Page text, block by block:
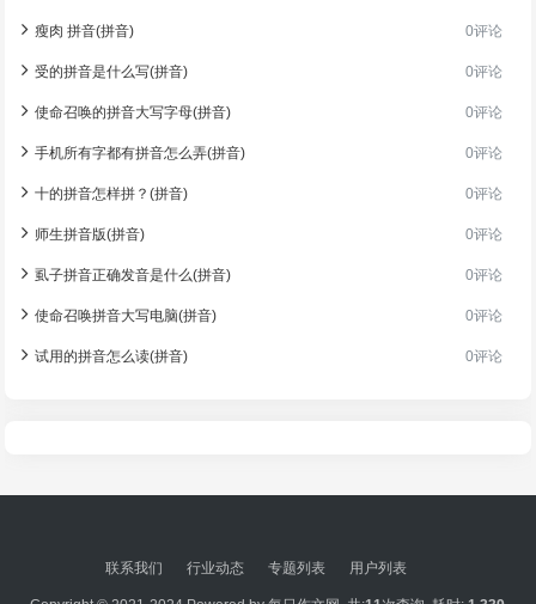
瘦肉 拼音(拼音) 0评论
受的拼音是什么写(拼音) 0评论
使命召唤的拼音大写字母(拼音) 0评论
手机所有字都有拼音怎么弄(拼音) 0评论
十的拼音怎样拼？(拼音) 0评论
师生拼音版(拼音) 0评论
虱子拼音正确发音是什么(拼音) 0评论
使命召唤拼音大写电脑(拼音) 0评论
试用的拼音怎么读(拼音) 0评论
联系我们 行业动态 专题列表 用户列表